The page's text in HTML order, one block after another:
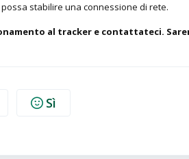
stabilire una connessione di rete.
al tracker e contattateci.
Sì